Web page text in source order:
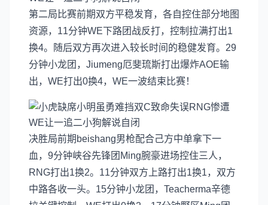
第二局比赛前期双方平稳发育，各自控住部分地图
资源，11分钟WE下路团战反打，控制拉满打出1
换4。随后双方再次进入较长时间的稳健发育。29
分钟小龙团，Jiumeng厄斐琉斯打出爆炸AOE输
出，WE打出0换4，WE一波结束比赛！
决胜局前期beishang男枪配合己方中单拿下一
血，9分钟峡谷先锋团Ming腕豪进场控住三人，
RNG打出1换2。11分钟双方上路打出1换1，双方
中路各收一头。15分钟小龙团，Teacherma辛德